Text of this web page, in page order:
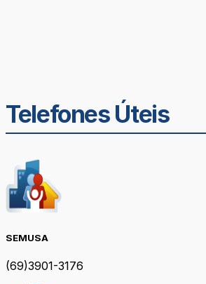
Telefones Úteis
SEMUSA
(69)3901-3176